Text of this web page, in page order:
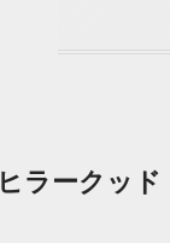
ヒラークッ